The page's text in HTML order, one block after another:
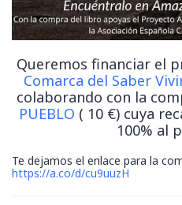
Queremos financiar el
Comarca del Saber Vivir
colaborando con la
PUEBLO ( 10 €) cuya
100% al
Te dejamos el enlace para la
https://a.co/d/cu9uuzH